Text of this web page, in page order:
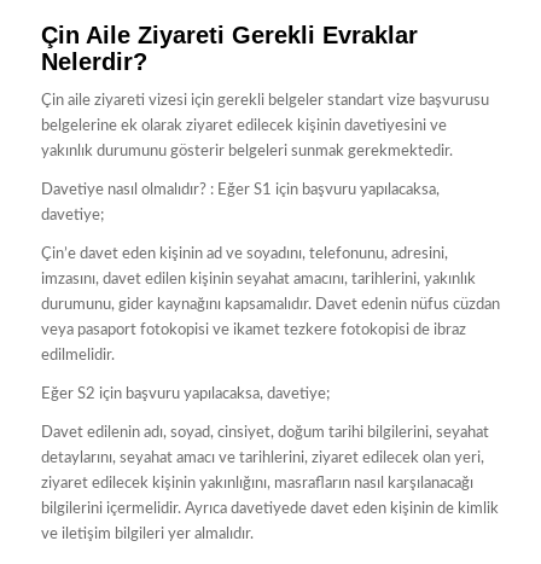
Çin Aile Ziyareti Gerekli Evraklar
Nelerdir?
Çin aile ziyareti vizesi için gerekli belgeler standart vize başvurusu
belgelerine ek olarak ziyaret edilecek kişinin davetiyesini ve
yakınlık durumunu gösterir belgeleri sunmak gerekmektedir.
Davetiye nasıl olmalıdır? : Eğer S1 için başvuru yapılacaksa,
davetiye;
Çin’e davet eden kişinin ad ve soyadını, telefonunu, adresini,
imzasını, davet edilen kişinin seyahat amacını, tarihlerini, yakınlık
durumunu, gider kaynağını kapsamalıdır. Davet edenin nüfus cüzdan
veya pasaport fotokopisi ve ikamet tezkere fotokopisi de ibraz
edilmelidir.
Eğer S2 için başvuru yapılacaksa, davetiye;
Davet edilenin adı, soyad, cinsiyet, doğum tarihi bilgilerini, seyahat
detaylarını, seyahat amacı ve tarihlerini, ziyaret edilecek olan yeri,
ziyaret edilecek kişinin yakınlığını, masrafların nasıl karşılanacağı
bilgilerini içermelidir. Ayrıca davetiyede davet eden kişinin de kimlik
ve iletişim bilgileri yer almalıdır.